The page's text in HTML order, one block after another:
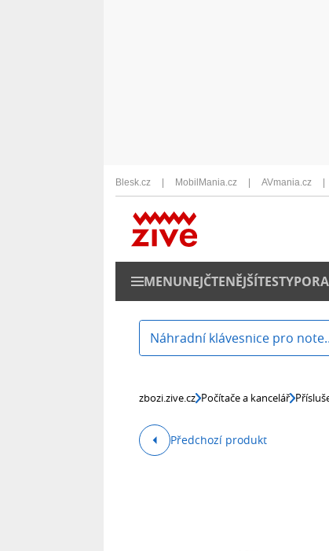
Blesk.cz MobilMania.cz AVmania.cz
MENUNEJČTENĚJŠÍTESTY
Náhradní
zbozi.zive.cz Počítače a kancelář
Předchozí produkt